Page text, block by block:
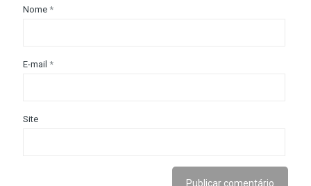
Nome *
E-mail *
Site